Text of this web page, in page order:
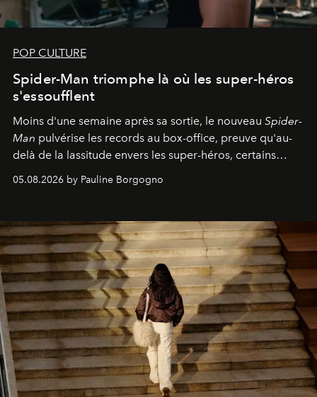
POP CULTURE
Spider-Man triomphe là où les super-héros
s'essoufflent
Moins d'une semaine après sa sortie, le nouveau Spider-
Man pulvérise les records au box-office, preuve qu'au-
delà de la lassitude envers les super-héros, certains
personnages continuent de susciter une ferveur intacte.
05.08.2026 by Pauline Borgogno